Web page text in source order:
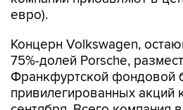
евро).
Концерн Volkswagen,
75%-долей Porsche,
Франкфуртской фондовой
привилегированных акций